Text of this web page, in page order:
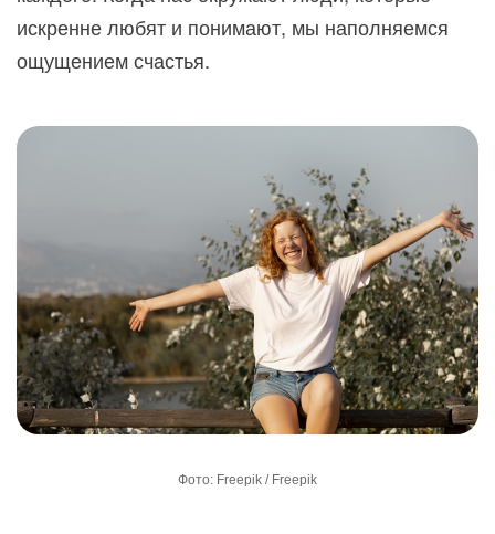
искренне любят и понимают, мы наполняемся
ощущением счастья.
Фото: Freepik / Freepik